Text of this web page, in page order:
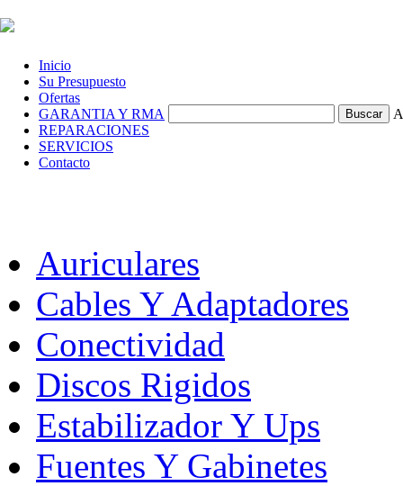
Inicio
Su Presupuesto
Ofertas
GARANTIA Y RMA
REPARACIONES
SERVICIOS
Contacto
Auriculares
Cables Y Adaptadores
Conectividad
Discos Rigidos
Estabilizador Y Ups
Fuentes Y Gabinetes